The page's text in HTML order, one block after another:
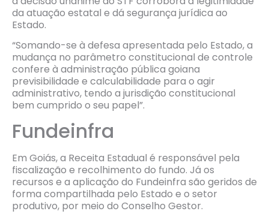
da atuação estatal e dá segurança jurídica ao
Estado.
“Somando-se à defesa apresentada pelo Estado, a
mudança no parâmetro constitucional de controle
confere à administração pública goiana
previsibilidade e calculabilidade para o agir
administrativo, tendo a jurisdição constitucional
bem cumprido o seu papel”.
Fundeinfra
Em Goiás, a Receita Estadual é responsável pela
fiscalização e recolhimento do fundo. Já os
recursos e a aplicação do Fundeinfra são geridos de
forma compartilhada pelo Estado e o setor
produtivo, por meio do Conselho Gestor.